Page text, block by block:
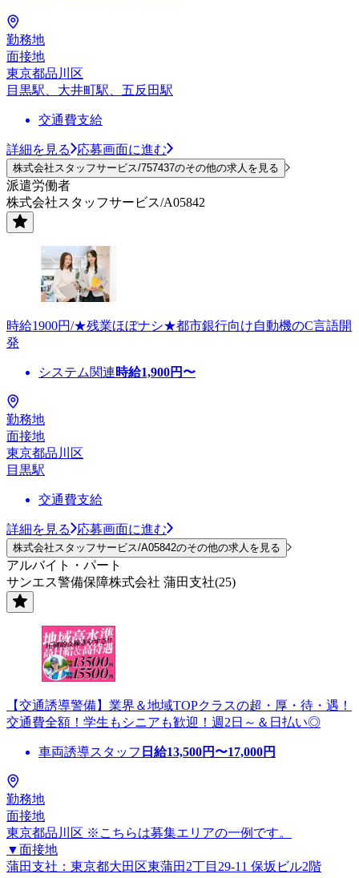
勤務地
面接地
東京都品川区
目黒駅、大井町駅、五反田駅
交通費支給
詳細を見る 応募画面に進む
株式会社スタッフサービス/757437のその他の求人を見る
派遣労働者
株式会社スタッフサービス/A05842
時給1900円/★残業ほぼナシ★都市銀行向け自動機のC言語開
発
システム関連時給1,900円〜
勤務地
面接地
東京都品川区
目黒駅
交通費支給
詳細を見る 応募画面に進む
株式会社スタッフサービス/A05842のその他の求人を見る
アルバイト・パート
サンエス警備保障株式会社 蒲田支社(25)
【交通誘導警備】業界＆地域TOPクラスの超・厚・待・遇！
交通費全額！学生もシニアも歓迎！週2日～＆日払い◎
車両誘導スタッフ 日給13,500円〜17,000円
勤務地
面接地
東京都品川区 ※こちらは募集エリアの一例です。
▼面接地
蒲田支社：東京都大田区東蒲田2丁目29-11 保坂ビル2階